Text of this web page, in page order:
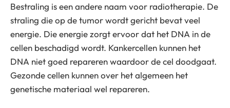
Bestraling is een andere naam voor radiotherapie. De
straling die op de tumor wordt gericht bevat veel
energie. Die energie zorgt ervoor dat het DNA in de
cellen beschadigd wordt. Kankercellen kunnen het
DNA niet goed repareren waardoor de cel doodgaat.
Gezonde cellen kunnen over het algemeen het
genetische materiaal wel repareren.